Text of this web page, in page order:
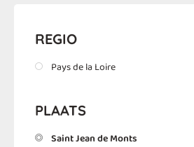
REGIO
Pays de la Loire
PLAATS
Saint Jean de Monts